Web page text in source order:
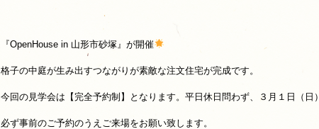
『OpenHouse in 山形市砂塚』が開催
格子の中庭が生み出すつながりが素敵な注文住宅が完成です。
今回の見学会は【完全予約制】となります。平日休日問わず、３月１日（日
必ず事前のご予約のうえご来場をお願い致します。